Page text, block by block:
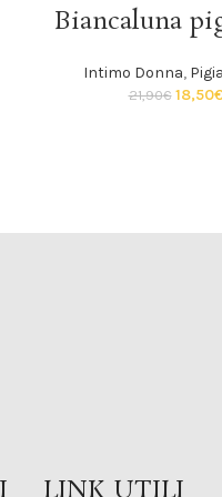
Biancaluna
Intimo Donna,
21,90€ 18,50